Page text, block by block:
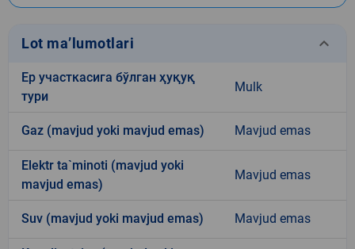
Lot ma’lumotlari keyboard_arrow_down
Ер участкасига бўлган ҳуқуқ
тури
Mulk
Gaz (mavjud yoki mavjud emas) Mavjud emas
Elektr ta`minoti (mavjud yoki
mavjud emas)
Mavjud emas
Suv (mavjud yoki mavjud emas) Mavjud emas